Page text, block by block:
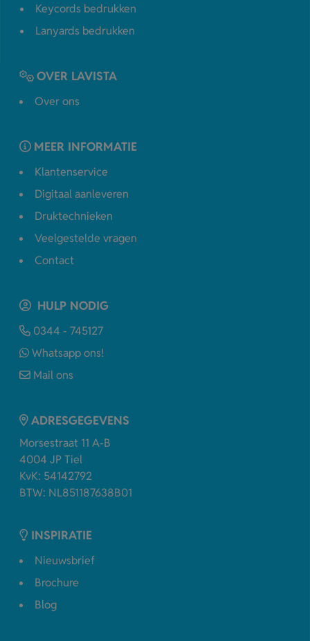
Keycords bedrukken
Lanyards bedrukken
OVER LAVISTA
Over ons
MEER INFORMATIE
Klantenservice
Digitaal aanleveren
Druktechnieken
Veelgestelde vragen
Contact
HULP NODIG
0344 - 745127
Whatsapp ons!
Mail ons
ADRESGEGEVENS
Morsestraat 11 A-B
4004 JP Tiel
KvK: 54142792
BTW: NL851187638B01
INSPIRATIE
Nieuwsbrief
Brochure
Blog